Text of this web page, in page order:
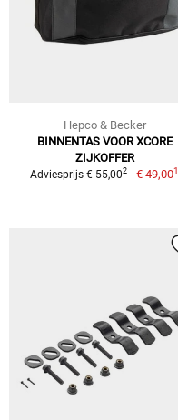
Hepco & Becker
BINNENTAS VOOR XCORE
ZIJKOFFER
Adviesprijs € 55,002 € 49,001